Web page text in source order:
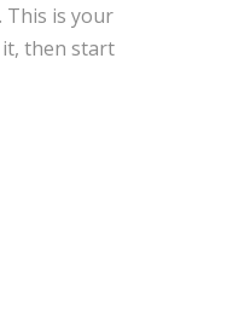
This is your
then start